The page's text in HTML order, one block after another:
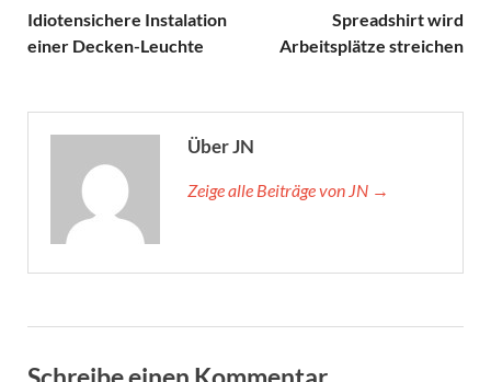
Idiotensichere Instalation
einer Decken-Leuchte
Spreadshirt wird
Arbeitsplätze streichen
Über JN
Zeige alle Beiträge von JN →